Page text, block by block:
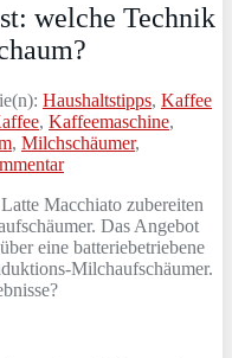
welche Technik
Haushaltstipps, Kaffee
, Kaffeemaschine,
, Milchschäumer,
Macchiato zubereiten
Das Angebot
eine batteriebetriebene
Milchaufschäumer.